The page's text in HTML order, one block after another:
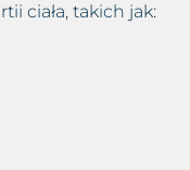
ciała, takich jak: